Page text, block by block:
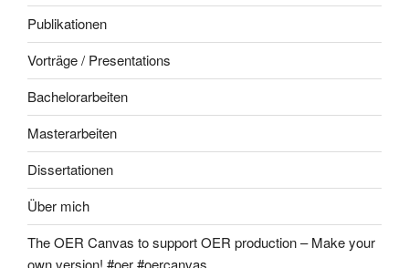
Publikationen
Vorträge / Presentations
Bachelorarbeiten
Masterarbeiten
Dissertationen
Über mich
The OER Canvas to support OER production – Make your
own version! #oer #oercanvas